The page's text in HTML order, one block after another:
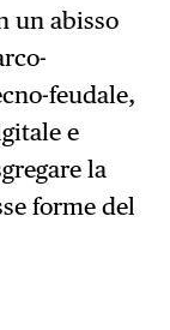
un abisso
feudale,
e
la
forme del